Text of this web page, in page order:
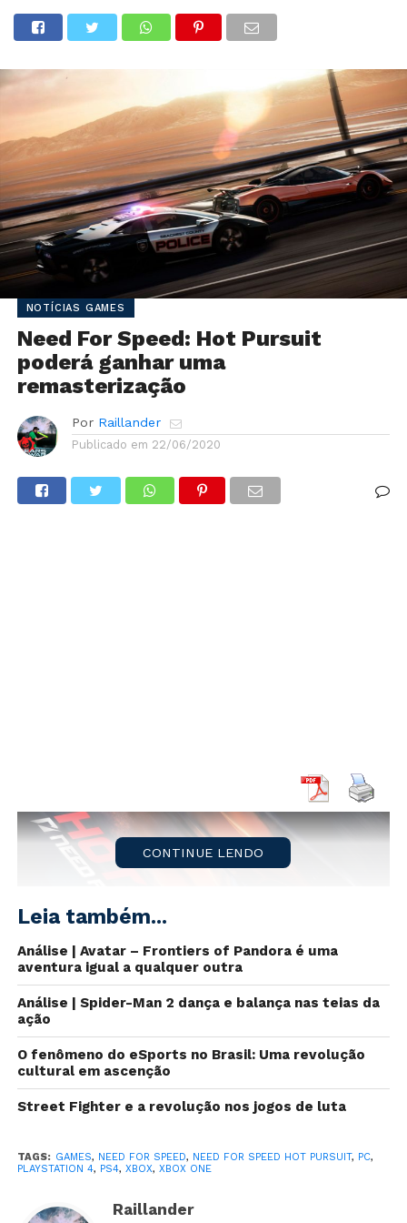
NOTÍCIAS GAMES
Need For Speed: Hot Pursuit
poderá ganhar uma
remasterização
Por Raillander
Publicado em 22/06/2020
Tivemos o evento da EA semana passada, que só
algumas informações foram soltas e outras
especuladas. O mais novo rumor se trata da franquia
Need for Speed, ao qual tudo indica que o Hot Pursuit
CONTINUE LENDO
Leia também...
Análise | Avatar – Frontiers of Pandora é uma
aventura igual a qualquer outra
Análise | Spider-Man 2 dança e balança nas teias da
ação
O fenômeno do eSports no Brasil: Uma revolução
cultural em ascenção
Street Fighter e a revolução nos jogos de luta
TAGS: GAMES, NEED FOR SPEED, NEED FOR SPEED HOT PURSUIT, PC,
PLAYSTATION 4, PS4, XBOX, XBOX ONE
Raillander